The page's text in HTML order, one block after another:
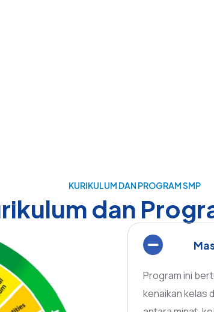
KURIKULUM DAN PROGRAM SMP
dan
Program ini
kenaikan kelas